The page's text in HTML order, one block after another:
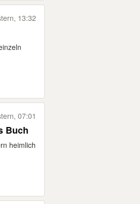
13:32
07:01
Buch
heimlich